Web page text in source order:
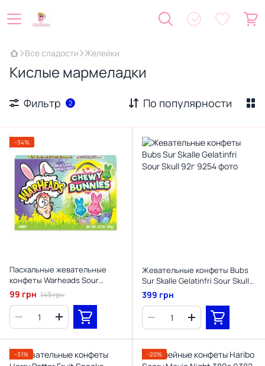
Все сладости Желейки
Кислые мармеладки
Фильтр 2 По популярности
−34%
Пасхальные жевательные
конфеты Warheads Sour
Chewy Bunnies Easter Candy
99г
99 грн 149 грн
Жевательные конфеты Bubs
Sur Skalle Gelatinfri Sour Skull
92г
399 грн
−31% −20%